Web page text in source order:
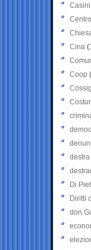
Casini
Cina
Coop
destra
Di
Diritti
don